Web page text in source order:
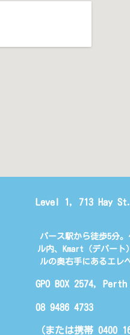
Level 1, 713 Hay
パース駅から徒歩5分
ル内、Kmart（デパート
ルの奥右手にあるエレ
GPO BOX 2574, Perth
08 9486 4733
（または携帯 0400